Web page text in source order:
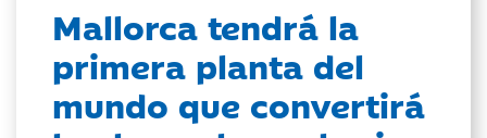
Mallorca tendrá la
primera planta del
mundo que convertirá